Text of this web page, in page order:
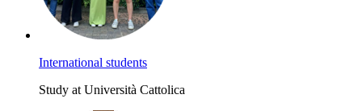
International students
Study at Università Cattolica